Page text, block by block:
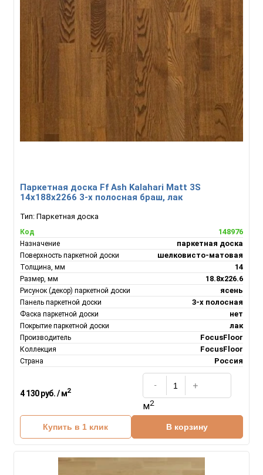
Паркетная доска Ff Ash Kalahari Matt 3S
14x188x2266 3-х полосная браш, лак
Тип: Паркетная доска
Код 148976
Назначение паркетная доска
Поверхность паркетной доски шелковисто-матовая
Толщина, мм 14
Размер, мм 18.8х226.6
Рисунок (декор) паркетной доски ясень
Панель паркетной доски 3-х полосная
Фаска паркетной доски нет
Покрытие паркетной доски лак
Производитель FocusFloor
Коллекция FocusFloor
Страна Россия
4 130 руб. / м2
м2
Купить в 1 клик В корзину